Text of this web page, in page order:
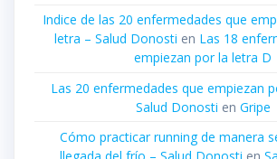
Indice de las 20 enfermedades que
letra – Salud Donosti en Las 18
empiezan por la letra D
Las 20 enfermedades que empiezan
Salud Donosti en Gripe
Cómo practicar running de manera